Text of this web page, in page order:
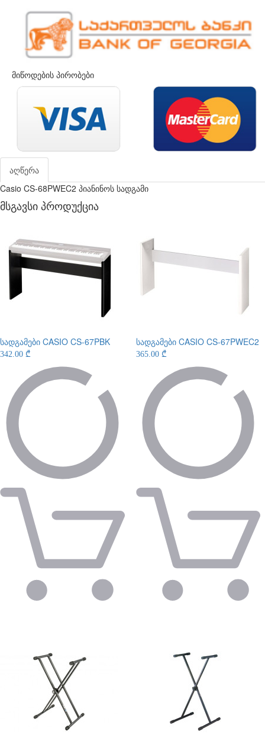
მიწოდების პირობები
აღწერა
Casio CS-68PWEC2 პიანინოს სადგამი
მსგავსი პროდუქცია
სადგამები CASIO CS-67PBK
342.00 ₾
სადგამები CASIO CS-67PWEC2
365.00 ₾